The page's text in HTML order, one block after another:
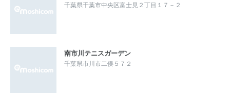
千葉県千葉市中央区富士見２丁目１７－２
南市川テニスガーデン
千葉県市川市二俣５７２